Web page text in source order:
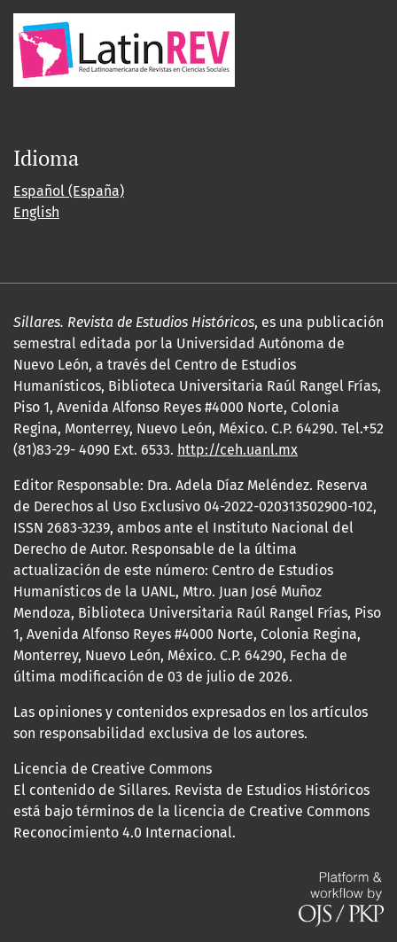
Idioma
Español (España)
English
Sillares. Revista de Estudios Históricos, es una publicación
semestral editada por la Universidad Autónoma de
Nuevo León, a través del Centro de Estudios
Humanísticos, Biblioteca Universitaria Raúl Rangel Frías,
Piso 1, Avenida Alfonso Reyes #4000 Norte, Colonia
Regina, Monterrey, Nuevo León, México. C.P. 64290. Tel.+52
(81)83-29- 4090 Ext. 6533. http://ceh.uanl.mx
Editor Responsable: Dra. Adela Díaz Meléndez. Reserva
de Derechos al Uso Exclusivo 04-2022-020313502900-102,
ISSN 2683-3239, ambos ante el Instituto Nacional del
Derecho de Autor. Responsable de la última
actualización de este número: Centro de Estudios
Humanísticos de la UANL, Mtro. Juan José Muñoz
Mendoza, Biblioteca Universitaria Raúl Rangel Frías, Piso
1, Avenida Alfonso Reyes #4000 Norte, Colonia Regina,
Monterrey, Nuevo León, México. C.P. 64290, Fecha de
última modificación de 03 de julio de 2026.
Las opiniones y contenidos expresados en los artículos
son responsabilidad exclusiva de los autores.
Licencia de Creative Commons
El contenido de Sillares. Revista de Estudios Históricos
está bajo términos de la licencia de Creative Commons
Reconocimiento 4.0 Internacional.